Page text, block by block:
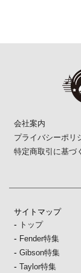
会社案内
プライバシーポリ
特定商取引に基づ
サイトマップ
- トップ
- Fender特集
-Gibson特集
-Taylor特集